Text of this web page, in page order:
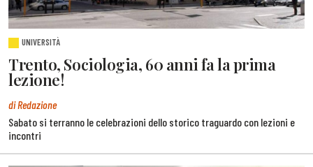
UNIVERSITÀ
Trento, Sociologia, 60 anni fa la prima
lezione!
di Redazione
Sabato si terranno le celebrazioni dello storico traguardo con lezioni e
incontri